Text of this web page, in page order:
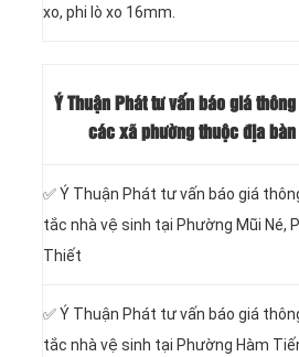
xo, phi lò xo 16mm.
Ý Thuận Phát tư vấn báo giá
các xã phường thuộc địa bàn
✅ Ý Thuận Phát tư vấn báo giá
tắc nhà vệ sinh tại Phường Mũi Né,
Thiết
✅ Ý Thuận Phát tư vấn báo giá
tắc nhà vệ sinh tại Phường Hàm